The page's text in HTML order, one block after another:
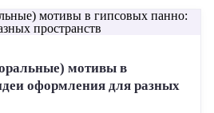
мотивы в
оформления для разных